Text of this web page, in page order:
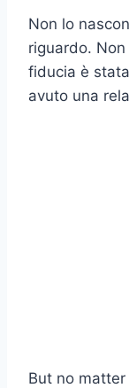
Non lo
riguardo.
fiducia è
avuto una
But no